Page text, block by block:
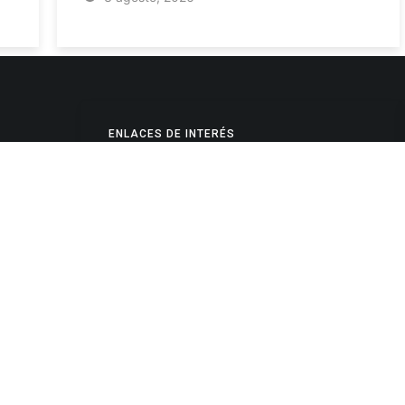
ENLACES DE INTERÉS